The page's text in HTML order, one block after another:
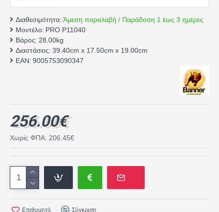
Διαθεσιμότητα: Άμεση παραλαβή / Παράδοση 1 έως 3 ημέρες
Μοντέλο: PRO P11040
Βάρος: 28.00kg
Διαστάσεις: 39.40cm x 17.50cm x 19.00cm
EAN: 9005753090347
256.00€
Χωρίς ΦΠΑ: 206.45€
Επιθυμητό Σύγκριση